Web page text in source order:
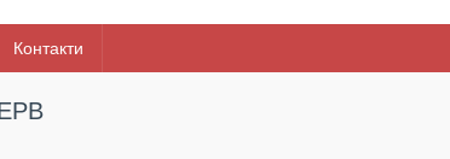
Контакти